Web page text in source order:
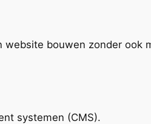
website bouwen zonder ook
systemen (CMS).